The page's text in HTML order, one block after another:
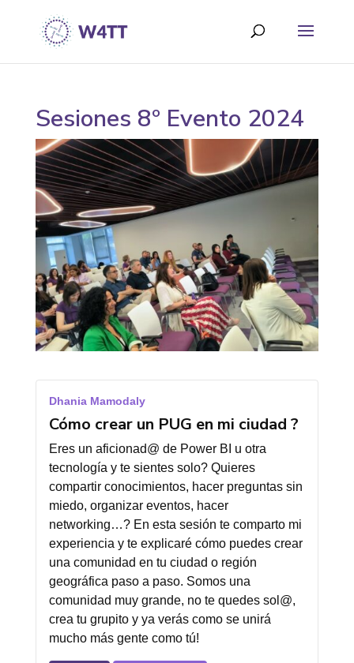
Sesiones 8º Evento 2024
Dhania Mamodaly
Cómo crear un PUG en mi ciudad ?
Eres un aficionad@ de Power BI u otra
tecnología y te sientes solo? Quieres
compartir conocimientos, hacer preguntas sin
miedo, organizar eventos, hacer
networking…? En esta sesión te comparto mi
experiencia y te explicaré cómo puedes crear
una comunidad en tu ciudad o región
geográfica paso a paso. Somos una
comunidad muy grande, no te quedes sol@,
crea tu grupito y ya verás como se unirá
mucho más gente como tú!